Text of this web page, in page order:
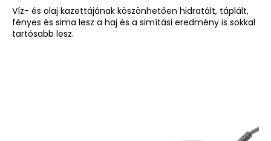
Víz- és olaj kazettájának köszönhetően hidratált, táplált,
fényes és sima lesz a haj és a simítási eredmény is sokkal
tartósabb lesz.